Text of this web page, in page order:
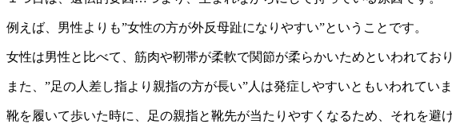
例えば、男性よりも”女性の方が外反母趾になりやすい”ということです。
女性は男性と比べて、筋肉や靭帯が柔軟で関節が柔らかいためといわれてお
また、”足の人差し指より親指の方が長い”人は発症しやすいともいわれていま
靴を履いて歩いた時に、足の親指と靴先が当たりやすくなるため、それを避